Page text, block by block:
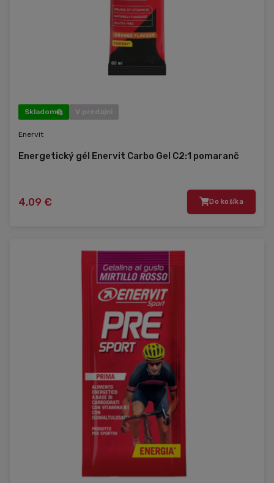
Skladom V predajni
Enervit
Energetický gél Enervit Carbo Gel C2:1 pomaranč
4,09 € Do košíka